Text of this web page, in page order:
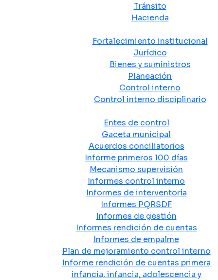
Tránsito
Hacienda
Fortalecimiento institucional
Jurídico
Bienes y suministros
Planeación
Control interno
Control interno disciplinario
Entes de control
Gaceta municipal
Acuerdos conciliatorios
Informe primeros 100 días
Mecanismo supervisión
Informes control interno
Informes de interventoría
Informes PQRSDF
Informes de gestión
Informes rendición de cuentas
Informes de empalme
Plan de mejoramiento control interno
Informe rendición de cuentas primera
infancia, infancia, adolescencia y